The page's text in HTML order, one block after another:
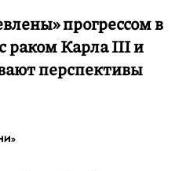
прогрессом в
раком Карла III и
перспективы